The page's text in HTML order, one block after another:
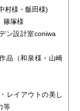
村様・飯田様)
篠塚様
ン設計室coniwa
品（和泉様・山崎
レイアウトの美し
等